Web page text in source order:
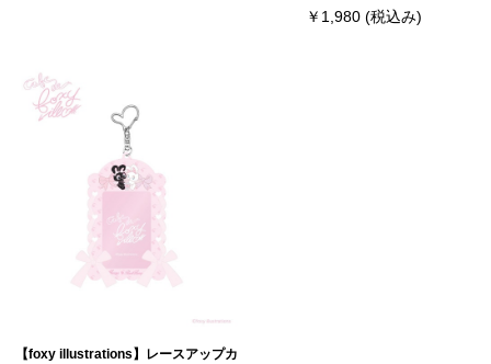
￥1,980(税込み)
【foxy illustrations】レースアップカ